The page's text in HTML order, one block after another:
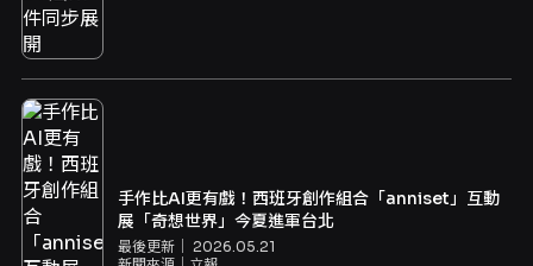
手作比AI更有戲！西班牙創作組合「anniset」互動
展「奇想世界」今夏進軍台北
最後更新｜ 2026.05.21